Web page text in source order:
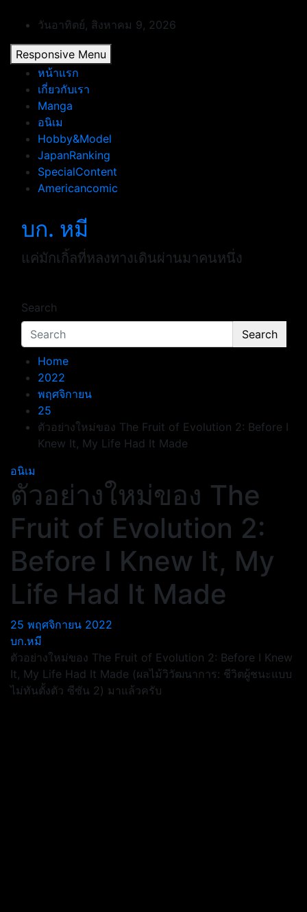
content
วันอาทิตย์, สิงหาคม 9, 2026
Responsive Menu
หน้าแรก
เกี่ยวกับเรา
Manga
อนิเม
Hobby&Model
JapanRanking
SpecialContent
Americancomic
บก. หมี
แค่มักเกิ้ลที่หลงทางเดินผ่านมาคนหนึ่ง
Search
Search
Home
2022
พฤศจิกายน
25
ตัวอย่างใหม่ของ The Fruit of Evolution 2: Before I
Knew It, My Life Had It Made
อนิเม
ตัวอย่างใหม่ของ The
Fruit of Evolution 2:
Before I Knew It, My
Life Had It Made
25 พฤศจิกายน 2022
บก.หมี
ตัวอย่างใหม่ของ The Fruit of Evolution 2: Before I Knew
It, My Life Had It Made (ผลไม้วิวัฒนาการ: ชีวิตผู้ชนะแบบ
ไม่ทันตั้งตัว ซีซัน 2) มาแล้วครับ